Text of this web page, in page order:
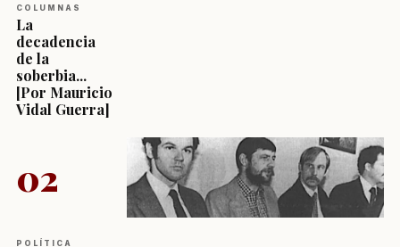
COLUMNAS
La
decadencia
de la
soberbia...
[Por Mauricio
Vidal Guerra]
02
POLÍTICA